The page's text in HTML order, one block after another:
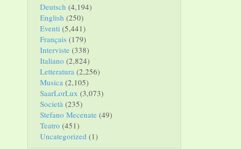
Deutsch (4,194)
English (250)
Eventi (5,441)
Français (179)
Interviste (338)
Italiano (2,824)
Letteratura (2,256)
Musica (2,105)
SaarLorLux (3,073)
Società (235)
Stefano Mecenate (49)
Teatro (451)
Uncategorized (1)